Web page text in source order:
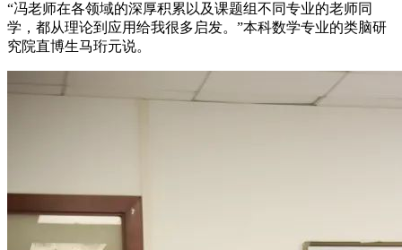
“冯老师在各领域的深厚积累以及课题组不同专业的老师同
学，都从理论到应用给我很多启发。”本科数学专业的类脑研
究院直博生马珩元说。